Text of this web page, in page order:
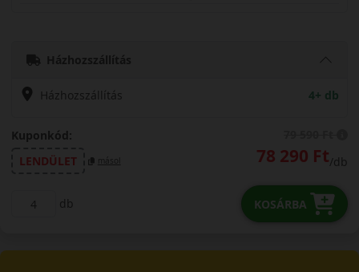
Házhozszállítás
Házhozszállítás 4+ db
Kuponkód:
LENDÜLET
másol 78 290 Ft/db
db KOSÁRBA